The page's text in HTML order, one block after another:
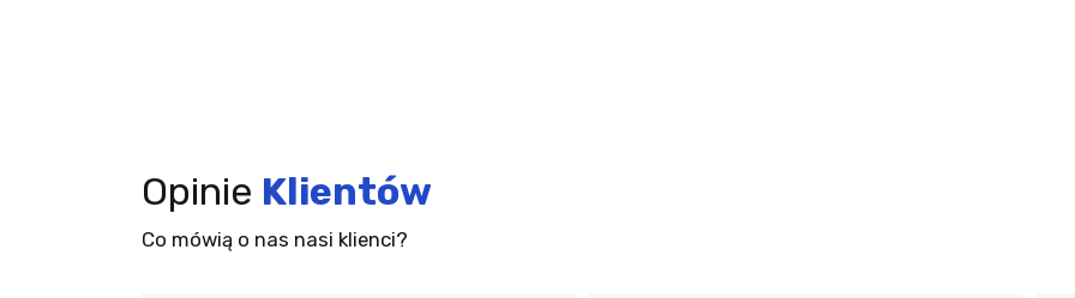
Opinie Klientów
Co mówią o nas nasi klienci?